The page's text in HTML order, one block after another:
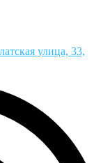
улица, 33,